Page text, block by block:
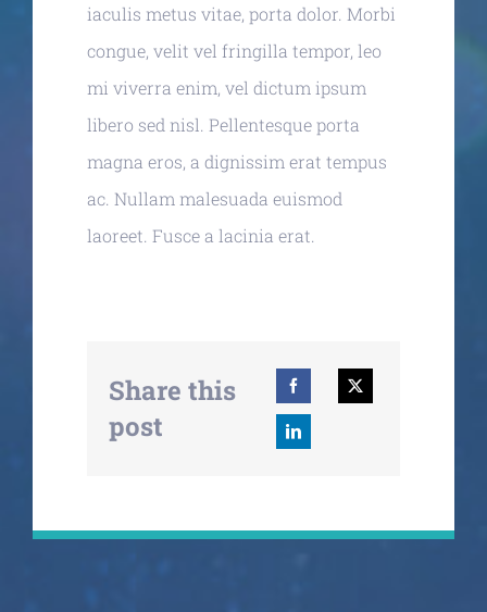
iaculis metus vitae, porta dolor. Morbi
congue, velit vel fringilla tempor, leo
mi viverra enim, vel dictum ipsum
libero sed nisl. Pellentesque porta
magna eros, a dignissim erat tempus
ac. Nullam malesuada euismod
laoreet. Fusce a lacinia erat.
Share this
post